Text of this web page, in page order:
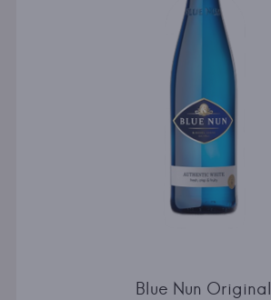
Blue Nun Original